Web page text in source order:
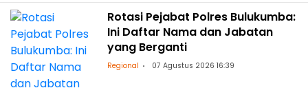
Rotasi Pejabat Polres Bulukumba:
Ini Daftar Nama dan Jabatan
yang Berganti
Regional 07 Agustus 2026 16:39